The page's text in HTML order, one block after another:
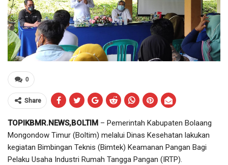
0
Share
TOPIKBMR.NEWS,BOLTIM – Pemerintah Kabupaten Bolaang
Mongondow Timur (Boltim) melalui Dinas Kesehatan lakukan
kegiatan Bimbingan Teknis (Bimtek) Keamanan Pangan Bagi
Pelaku Usaha Industri Rumah Tangga Pangan (IRTP).